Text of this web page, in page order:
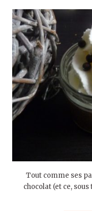
Tout comme ses
chocolat (et ce, sous